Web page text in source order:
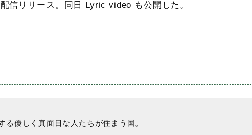
信リリース。同日 Lyric video も公開した。
る優しく真面目な人たちが住まう国。